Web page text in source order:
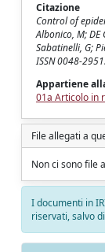
Citazione
Control of
Albonico, M; DE
Sabatinelli, G;
ISSN 0048-
Appartiene
01a Articolo in
File allegati a
Non ci sono file
I documenti in
riservati, salvo